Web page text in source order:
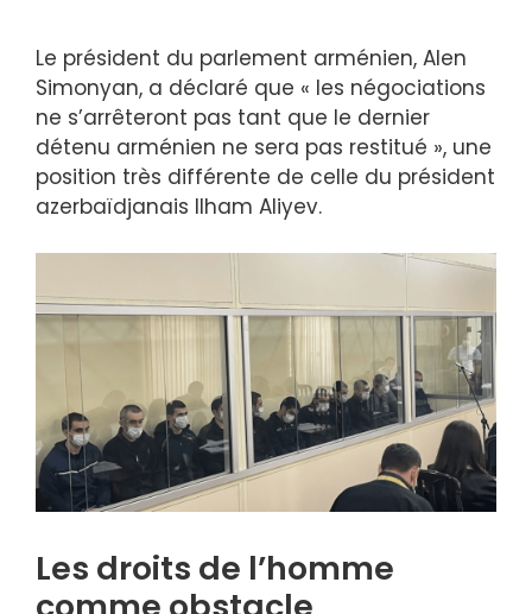
Le président du parlement arménien, Alen
Simonyan, a déclaré que « les négociations
ne s’arrêteront pas tant que le dernier
détenu arménien ne sera pas restitué », une
position très différente de celle du président
azerbaïdjanais Ilham Aliyev.
Les droits de l’homme